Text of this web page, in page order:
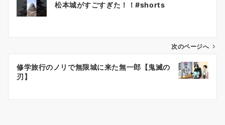
ビ
ン
松本城がすごすぎた！！#shorts
次のページへ
修学旅行のノリで無限城に来た無一郎【鬼滅の
刃】